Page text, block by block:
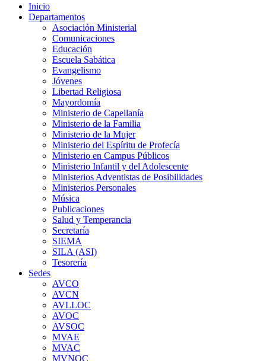
Inicio
Departamentos
Asociación Ministerial
Comunicaciones
Educación
Escuela Sabática
Evangelismo
Jóvenes
Libertad Religiosa
Mayordomía
Ministerio de Capellanía
Ministerio de la Familia
Ministerio de la Mujer
Ministerio del Espíritu de Profecía
Ministerio en Campus Públicos
Ministerio Infantil y del Adolescente
Ministerios Adventistas de Posibilidades
Ministerios Personales
Música
Publicaciones
Salud y Temperancia
Secretaría
SIEMA
SILA (ASI)
Tesorería
Sedes
AVCO
AVCN
AVLLOC
AVOC
AVSOC
MVAE
MVAC
MVNOC